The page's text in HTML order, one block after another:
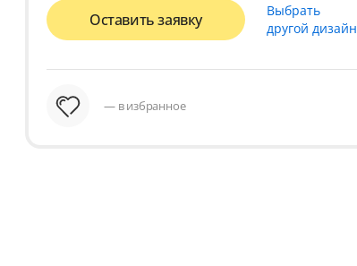
Оставить заявку
Выбрать
другой дизайн
— в избранное